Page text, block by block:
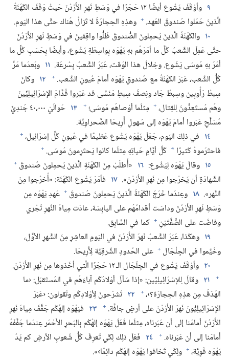
٩
وأوْقَفَ يَشُوع أيضًا ١٢ حَجَرًا في وَسَطِ نَهرِ الأُرْدُنّ حَيثُ وَقَفَ الكَهَنَةُ
الَّذينَ حَمَلوا صُندوقَ العَهد.‏ + وهذِهِ الحِجارَةُ لا تَزالُ هُناك حتَّى هذا اليَوم.‏
١٠ والكَهَنَةُ الَّذينَ يَحمِلونَ الصُّندوقَ ظَلُّوا واقِفينَ في وَسَطِ نَهرِ الأُرْدُنّ
حتَّى عَمِلَ الشَّعبُ كُلَّ ما أمَرَهُم بهِ يَهْوَه بِواسِطَةِ يَشُوع،‏ وأيضًا بِحَسَبِ كُلِّ ما
أمَرَ بهِ مُوسَى يَشُوع.‏ وخِلالَ هذا الوَقت،‏ عَبَرَ الشَّعبُ بِسُرعَة.‏ ١١ وبَعدَما مَرَّ
كُلُّ الشَّعب،‏ عَبَرَ الكَهَنَةُ مع صُندوقِ يَهْوَه أمامَ عُيونِ الشَّعب.‏ + ١٢ وكانَ
سِبطُ رَأُوبِين وسِبطُ جَاد ونِصفُ سِبطِ مَنَسَّى قد عَبَروا قُدَّامَ الإسْرَائِيلِيِّينَ
وهُم مُستَعِدُّونَ لِلقِتال،‏ + مِثلَما أوْصاهُم مُوسَى؛‏ + ١٣
حَوالَيْ ٠٠٠‏,٤٠ جُندِيٍّ
مُسَلَّحٍ عَبَروا أمامَ يَهْوَه إلى سُهولِ أَرِيحَا الصَّحراوِيَّة.‏
١٤ في ذلِكَ اليَوم،‏ جَعَلَ يَهْوَه يَشُوع عَظيمًا في عُيونِ كُلِّ إسْرَائِيل،‏ +
فاحتَرَموهُ كَثيرًا * كُلَّ أيَّامِ حَياتِهِ مِثلَما كانوا يَحتَرِمونَ مُوسَى.‏ +
١٥ وقالَ يَهْوَه لِيَشُوع:‏ ١٦ «أُطلُبْ مِنَ الكَهَنَةِ الَّذينَ يَحمِلونَ صُندوقَ +
الشَّهادَةِ أن يَخرُجوا مِن نَهرِ الأُرْدُنّ».‏ ١٧ فأمَرَ يَشُوع الكَهَنَة:‏ «أُخرُجوا مِنَ
النَّهر».‏ ١٨ وعِندَما خَرَجَ الكَهَنَةُ الَّذينَ يَحمِلونَ صُندوقَ + عَهدِ يَهْوَه مِن
وَسَطِ نَهرِ الأُرْدُنّ وداسَت أقدامُهُم على اليابِسَة،‏ عادَت مِياهُ النَّهرِ تَجْري
وفاضَت على الضِّفَّتَيْنِ + كما في السَّابِق.‏
١٩ وهكَذا،‏ عَبَرَ الشَّعبُ نَهرَ الأُرْدُنّ في اليَومِ العاشِرِ مِنَ الشَّهرِ الأوَّل،‏
وخَيَّموا في الجِلْجَال + على الحُدودِ الشَّرقِيَّة لِأَرِيحَا.‏
٢٠ وأوْقَفَ يَشُوع في الجِلْجَال الـ‍ ١٢ حَجَرًا الَّتي أخَذوها مِن نَهرِ الأُرْدُنّ.‏
+ ٢١ وقالَ لِلإسْرَائِيلِيِّين:‏ «إذا سَألَ أوْلادُكُم آباءَهُم في المُستَقبَل:‏ ‹ما
الهَدَفُ مِن هذِهِ الحِجارَة؟‏›،‏ + ٢٢ تَشرَحونَ لِأوْلادِكُم وتَقولون:‏ ‹عَبَرَ
الإسْرَائِيلِيُّونَ نَهرَ الأُرْدُنّ على أرضٍ جافَّة.‏ + ٢٣ فيَهْوَه إلهُكُم جَفَّفَ مِياهَ نَهرِ
الأُرْدُنّ أمامَنا إلى أن عَبَرناه،‏ مِثلَما فَعَلَ يَهْوَه إلهُكُم بِالبَحرِ الأَحْمَر عِندَما جَفَّفَهُ
أمامَنا إلى أن عَبَرناه.‏ + ٢٤ فَعَلَ ذلِك لِكَي تَعرِفَ كُلُّ شُعوبِ الأرضِ كم يَدُ
يَهْوَه قَوِيَّة،‏ + ولِكَي تَخافوا يَهْوَه إلهَكُم دائِمًا›».‏